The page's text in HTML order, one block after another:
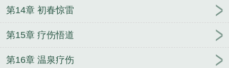
第14章 初春惊雷
第15章 疗伤悟道
第16章 温泉疗伤